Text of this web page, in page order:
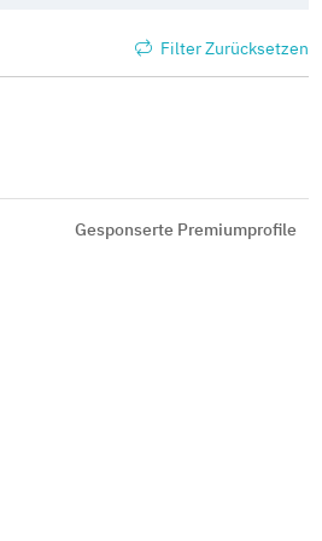
Filter Zurücksetzen
Gesponserte Premiumprofile